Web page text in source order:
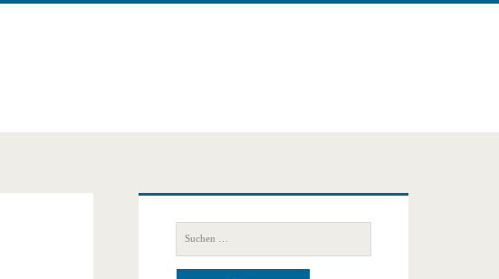
Primäre
Seitenleiste
nach: